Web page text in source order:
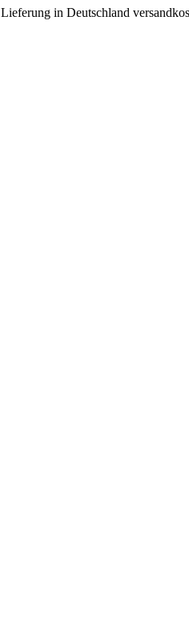
Lieferung in Deutschland